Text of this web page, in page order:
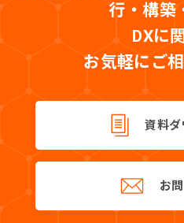
行・構築
DXに
お気軽にご
資料ダ
お